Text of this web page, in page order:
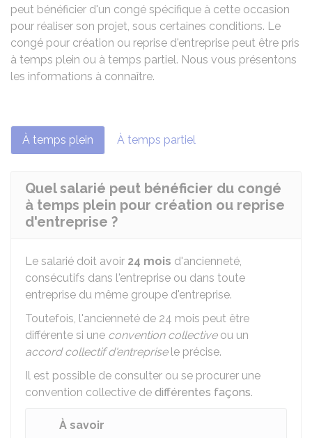
peut bénéficier d'un congé spécifique à cette occasion
pour réaliser son projet, sous certaines conditions. Le
congé pour création ou reprise d'entreprise peut être pris
à temps plein ou à temps partiel. Nous vous présentons
les informations à connaître.
À temps plein À temps partiel
Quel salarié peut bénéficier du congé
à temps plein pour création ou reprise
d'entreprise ?
Le salarié doit avoir 24 mois d'ancienneté,
consécutifs dans l'entreprise ou dans toute
entreprise du même groupe d'entreprise.
Toutefois, l'ancienneté de 24 mois peut être
différente si une convention collectiveou un
accord collectif d'entreprisele précise.
Il est possible de consulter ou se procurer une
convention collective de différentes façons.
À savoir